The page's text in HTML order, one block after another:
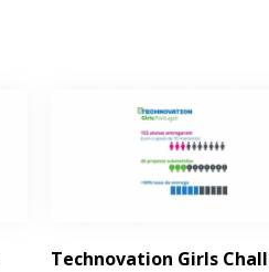
Technovation Girls